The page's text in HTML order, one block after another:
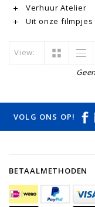
Verhuur Atelier
Uit onze filmpjes
View:
VOLG ONS OP!
BETAALMETHODEN